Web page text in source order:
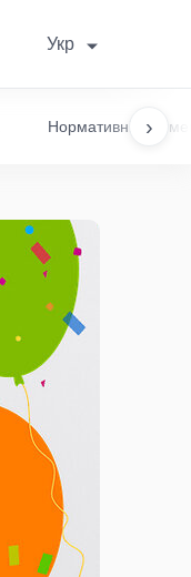
Укр
›
Нормативні